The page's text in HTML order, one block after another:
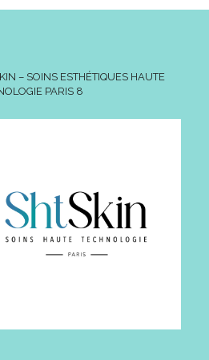
– SOINS ESTHÉTIQUES HAUTE
PARIS 8